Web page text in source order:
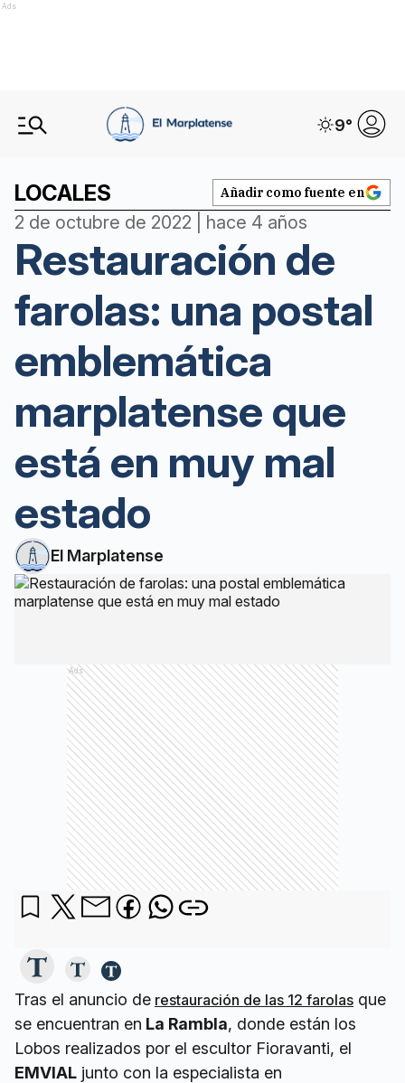
Ads
9°
LOCALES Añadir como fuente en
2 de octubre de 2022 | hace 4 años
Restauración de
farolas: una postal
emblemática
marplatense que
está en muy mal
estado
El Marplatense
Ads
Tras el anuncio de restauración de las 12 farolas que
se encuentran en La Rambla, donde están los
Lobos realizados por el escultor Fioravanti, el
EMVIAL junto con la especialista en